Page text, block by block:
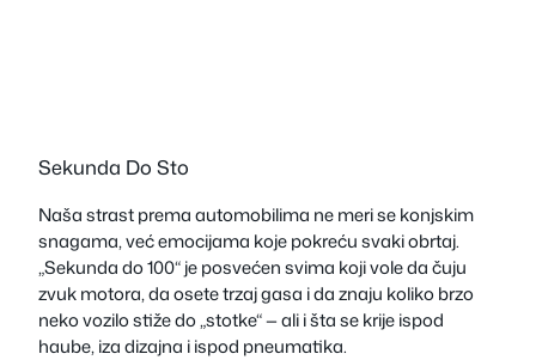
Sekunda Do Sto
Naša strast prema automobilima ne meri se konjskim
snagama, već emocijama koje pokreću svaki obrtaj.
„Sekunda do 100“ je posvećen svima koji vole da čuju
zvuk motora, da osete trzaj gasa i da znaju koliko brzo
neko vozilo stiže do „stotke“ — ali i šta se krije ispod
haube, iza dizajna i ispod pneumatika.